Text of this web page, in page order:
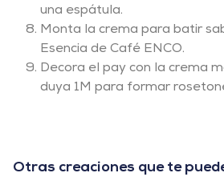
una espátula.
Monta la crema para batir
Esencia de Café ENCO.
Decora el pay con la crema
duya 1M para formar
Otras creaciones que te